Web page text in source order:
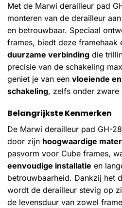
Met de Marwi derailleur pad
monteren van de derailleur
en betrouwbaar. Speciaal
frames, biedt deze framehaak
duurzame verbinding die
precisie van de schakeling
geniet je van een vloeiende
schakeling, zelfs onder zware
Belangrijkste Kenmerken
De Marwi derailleur pad GH-
door zijn hoogwaardige
pasvorm voor Cube frames,
eenvoudige installatie en
betrouwbaarheid. Dankzij het
wordt de derailleur stevig op
de levensduur van zowel